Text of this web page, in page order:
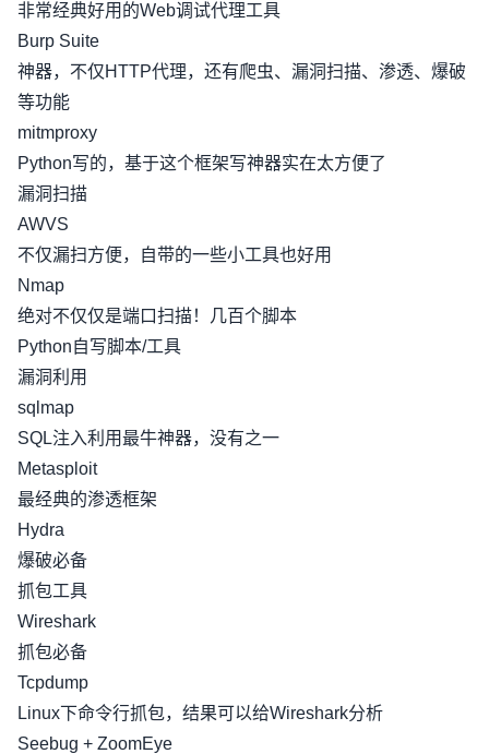
非常经典好用的Web调试代理工具
Burp Suite
神器，不仅HTTP代理，还有爬虫、漏洞扫描、渗透、爆破
等功能
mitmproxy
Python写的，基于这个框架写神器实在太方便了
漏洞扫描
AWVS
不仅漏扫方便，自带的一些小工具也好用
Nmap
绝对不仅仅是端口扫描！几百个脚本
Python自写脚本/工具
漏洞利用
sqlmap
SQL注入利用最牛神器，没有之一
Metasploit
最经典的渗透框架
Hydra
爆破必备
抓包工具
Wireshark
抓包必备
Tcpdump
Linux下命令行抓包，结果可以给Wireshark分析
Seebug + ZoomEye